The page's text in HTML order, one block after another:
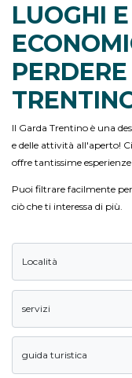
LUOGHI
Il Garda Trentino è una
e delle attività all'aperto!
offre tantissime
Puoi filtrare facilmente
ciò che ti interessa di più.
Località
servizi
guida turistica